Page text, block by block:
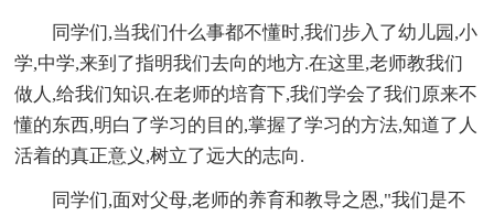
同学们,当我们什么事都不懂时,我们步入了幼儿园,小
学,中学,来到了指明我们去向的地方.在这里,老师教我们
做人,给我们知识.在老师的培育下,我们学会了我们原来不
懂的东西,明白了学习的目的,掌握了学习的方法,知道了人
活着的真正意义,树立了远大的志向.
同学们,面对父母,老师的养育和教导之恩,"我们是不